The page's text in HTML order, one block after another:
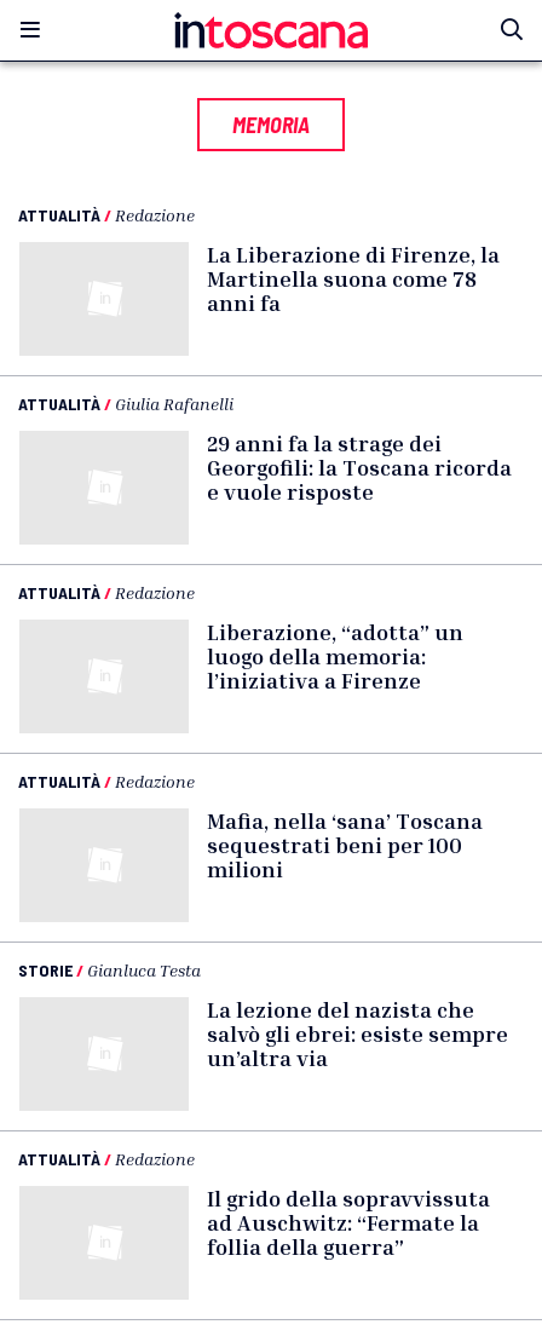
MEMORIA
ATTUALITÀ/ Redazione
La Liberazione di Firenze, la
Martinella suona come 78
anni fa
ATTUALITÀ/ Giulia Rafanelli
29 anni fa la strage dei
Georgofili: la Toscana ricorda
e vuole risposte
ATTUALITÀ/ Redazione
Liberazione, “adotta” un
luogo della memoria:
l’iniziativa a Firenze
ATTUALITÀ/ Redazione
Mafia, nella ‘sana’ Toscana
sequestrati beni per 100
milioni
STORIE/ Gianluca Testa
La lezione del nazista che
salvò gli ebrei: esiste sempre
un’altra via
ATTUALITÀ/ Redazione
Il grido della sopravvissuta
ad Auschwitz: “Fermate la
follia della guerra”